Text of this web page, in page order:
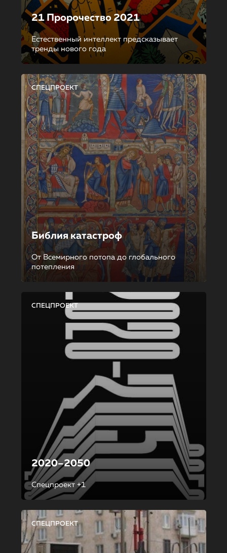
21 Пророчество 2021
Естественный интеллект предсказывает
тренды нового года
СПЕЦПРОЕКТ
Библия катастроф
От Всемирного потопа до глобального
потепления
СПЕЦПРОЕКТ
2020–2050
Спецпроект +1
СПЕЦПРОЕКТ